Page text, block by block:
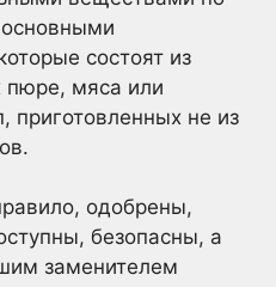
состоят из
мяса или
приготовленных не из
одобрены,
безопасны, а
заменителем